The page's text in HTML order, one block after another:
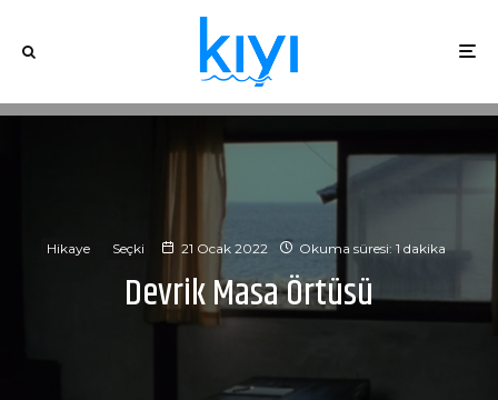
Hikaye Seçki 21 Ocak 2022 Okuma süresi: 1 dakika
Devrik Masa Örtüsü